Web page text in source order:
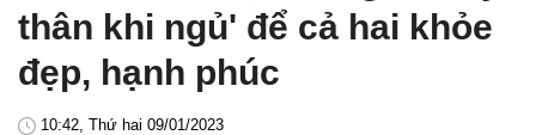
thân khi ngủ' để cả hai khỏe
đẹp, hạnh phúc
10:42, Thứ hai 09/01/2023